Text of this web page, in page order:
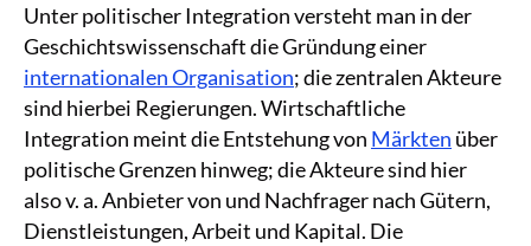
Unter politischer Integration versteht man in der
Geschichtswissenschaft die Gründung einer
internationalen Organisation; die zentralen Akteure
sind hierbei Regierungen. Wirtschaftliche
Integration meint die Entstehung von Märkten über
politische Grenzen hinweg; die Akteure sind hier
also v. a. Anbieter von und Nachfrager nach Gütern,
Dienstleistungen, Arbeit und Kapital. Die